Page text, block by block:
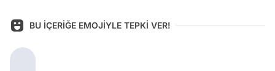
BU İÇERİĞE EMOJİYLE TEPKİ VER!